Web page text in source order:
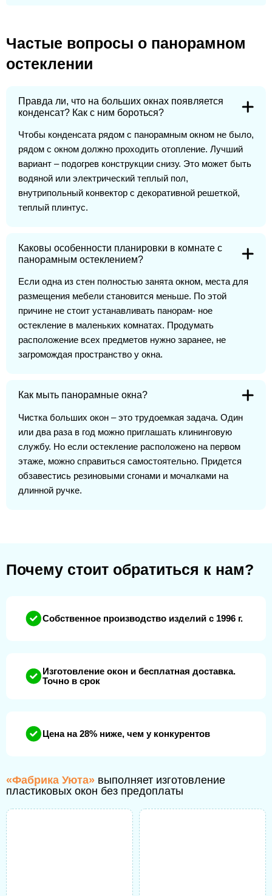
Частые вопросы о панорамном
остеклении
Правда ли, что на больших окнах появляется
конденсат? Как с ним бороться?
Чтобы конденсата рядом с панорамным окном не было,
рядом с окном должно проходить отопление. Лучший
вариант – подогрев конструкции снизу. Это может быть
водяной или электрический теплый пол,
внутрипольный конвектор с декоративной решеткой,
теплый плинтус.
Каковы особенности планировки в комнате с
панорамным остеклением?
Если одна из стен полностью занята окном, места для
размещения мебели становится меньше. По этой
причине не стоит устанавливать панорам- ное
остекление в маленьких комнатах. Продумать
расположение всех предметов нужно заранее, не
загромождая пространство у окна.
Как мыть панорамные окна?
Чистка больших окон – это трудоемкая задача. Один
или два раза в год можно приглашать клининговую
службу. Но если остекление расположено на первом
этаже, можно справиться самостоятельно. Придется
обзавестись резиновыми сгонами и мочалками на
длинной ручке.
Почему стоит обратиться к нам?
Собственное производство изделий с 1996 г.
Изготовление окон и бесплатная доставка.
Точно в срок
Цена на 28% ниже, чем у конкурентов
«Фабрика Уюта» выполняет изготовление
пластиковых окон без предоплаты